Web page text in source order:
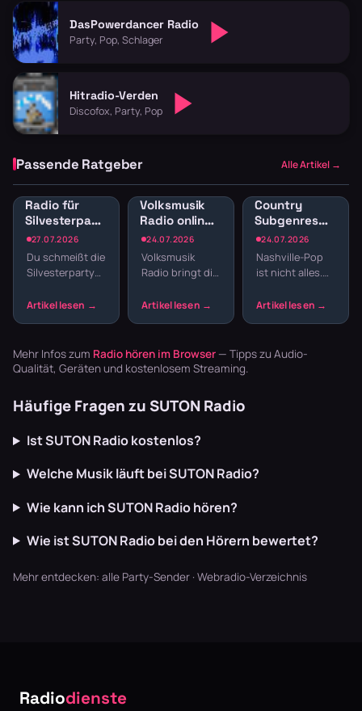
DasPowerdancer Radio
Party, Pop, Schlager
Hitradio-Verden
Discofox, Party, Pop
Passende Ratgeber Alle Artikel →
27.07.2026
Radio für
Silvesterparty:
Die besten
Sender für
den
Jahreswechsel
Du schmeißt die
Silvesterparty
den ganzen
basteln? Radio
läuft dur…
24.07.2026
Volksmusik
Radio online:
Traditionelle
Klänge und
Blasmusik
Volksmusik
Radio bringt dir
ins
Akkordeon,
Blaskapellen.
24.07.2026
Country
Subgenres
Radio:
Bluegrass,
Honky Tonk
Nashville-Pop
ist nicht alles.
Wurzeln, die
Monroes
Mehr Infos zum Radio hören im Browser — Tipps zu Audio-
Qualität, Geräten und kostenlosem Streaming.
Häufige Fragen zu SUTON Radio
Ist SUTON Radio kostenlos?
Welche Musik läuft bei SUTON Radio?
Wie kann ich SUTON Radio hören?
Wie ist SUTON Radio bei den Hörern bewertet?
Mehr entdecken: alle Party-Sender · Webradio-Verzeichnis
Radiodienste